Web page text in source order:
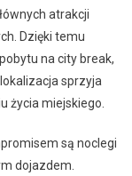
atrakcji
Dzięki temu
na city break,
sprzyja
życia miejskiego.
są noclegi
dojazdem.